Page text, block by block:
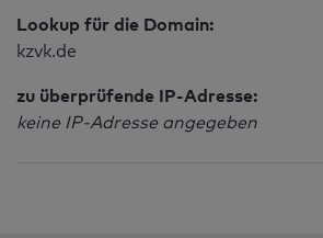
Lookup für die Domain:
kzvk.de
zu überprüfende IP-Adresse:
keine IP-Adresse angegeben